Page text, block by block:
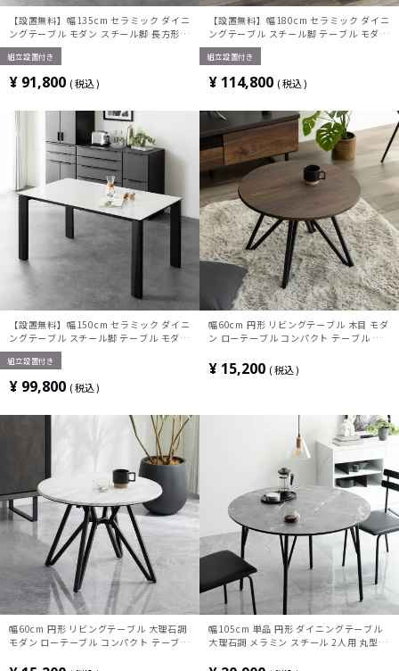
【設置無料】幅135cm セラミック ダイニ
ングテーブル モダン スチール脚 長方形 4
人 食卓テーブル セラミックテーブル おし
ゃれ シンプル グレー ホワイト 白
組立設置付き
¥ 91,800 税込
【設置無料】幅180cm セラミック ダイニ
ングテーブル スチール脚 テーブル モダン
長方形 6人 食卓テーブル セラミックテー
ブル おしゃれ シンプル グレー ホワイト
白
組立設置付き
¥ 114,800 税込
【設置無料】幅150cm セラミック ダイニ
ングテーブル スチール脚 テーブル モダン
長方形 4人 食卓テーブル セラミックテー
ブル おしゃれ シンプル グレー ホワイト
白
組立設置付き
¥ 99,800 税込
幅60cm 円形 リビングテーブル 木目 モダ
ン ローテーブル コンパクト テーブル メ
シンプル ブラウン ウォールナット柄
¥ 15,200 税込
幅60cm 円形 リビングテーブル 大理石調
モダン ローテーブル コンパクト テーブル
幅105cm 単品 円形 ダイニングテーブル
大理石調 メラミン スチール 2人用 丸型